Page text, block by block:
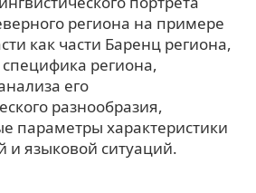
региона на примере
как части Баренц региона,
региона,
его
разнообразия,
параметры характеристики
и языковой ситуаций.